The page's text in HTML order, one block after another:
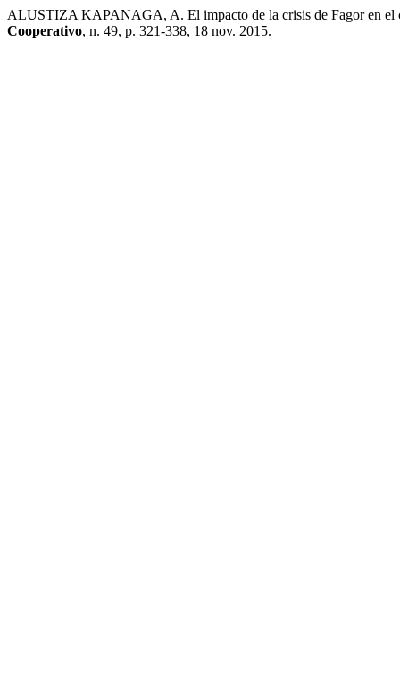
ALUSTIZA KAPANAGA, A. El impacto de la crisis de Fagor en el
Cooperativo, n. 49, p. 321-338, 18 nov. 2015.